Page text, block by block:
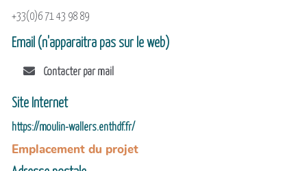
+33(0)6 71 43 98 89
Email (n'apparaitra pas sur le web)
Contacter par mail
Site Internet
https://moulin-wallers.enthdf.fr/
Emplacement du projet